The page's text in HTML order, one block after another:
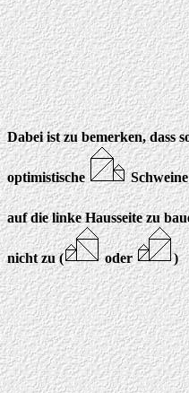
Dabei ist zu bemerken, dass
optimistische
auf die linke Hausseite zu
nicht zu ( oder )